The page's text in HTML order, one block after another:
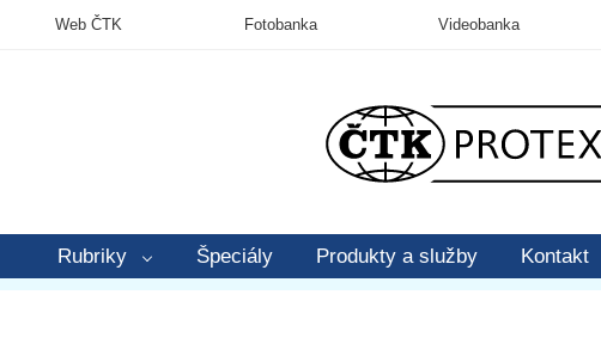
Rubriky Špeciály Produkty a služby Kontakt
Web ČTK Fotobanka Videobanka